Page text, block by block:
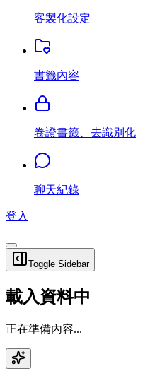
客製化設定
書籤內容
卷證書籤、去識別化
聊天紀錄
登入
Toggle Sidebar
載入資料中
正在準備內容...